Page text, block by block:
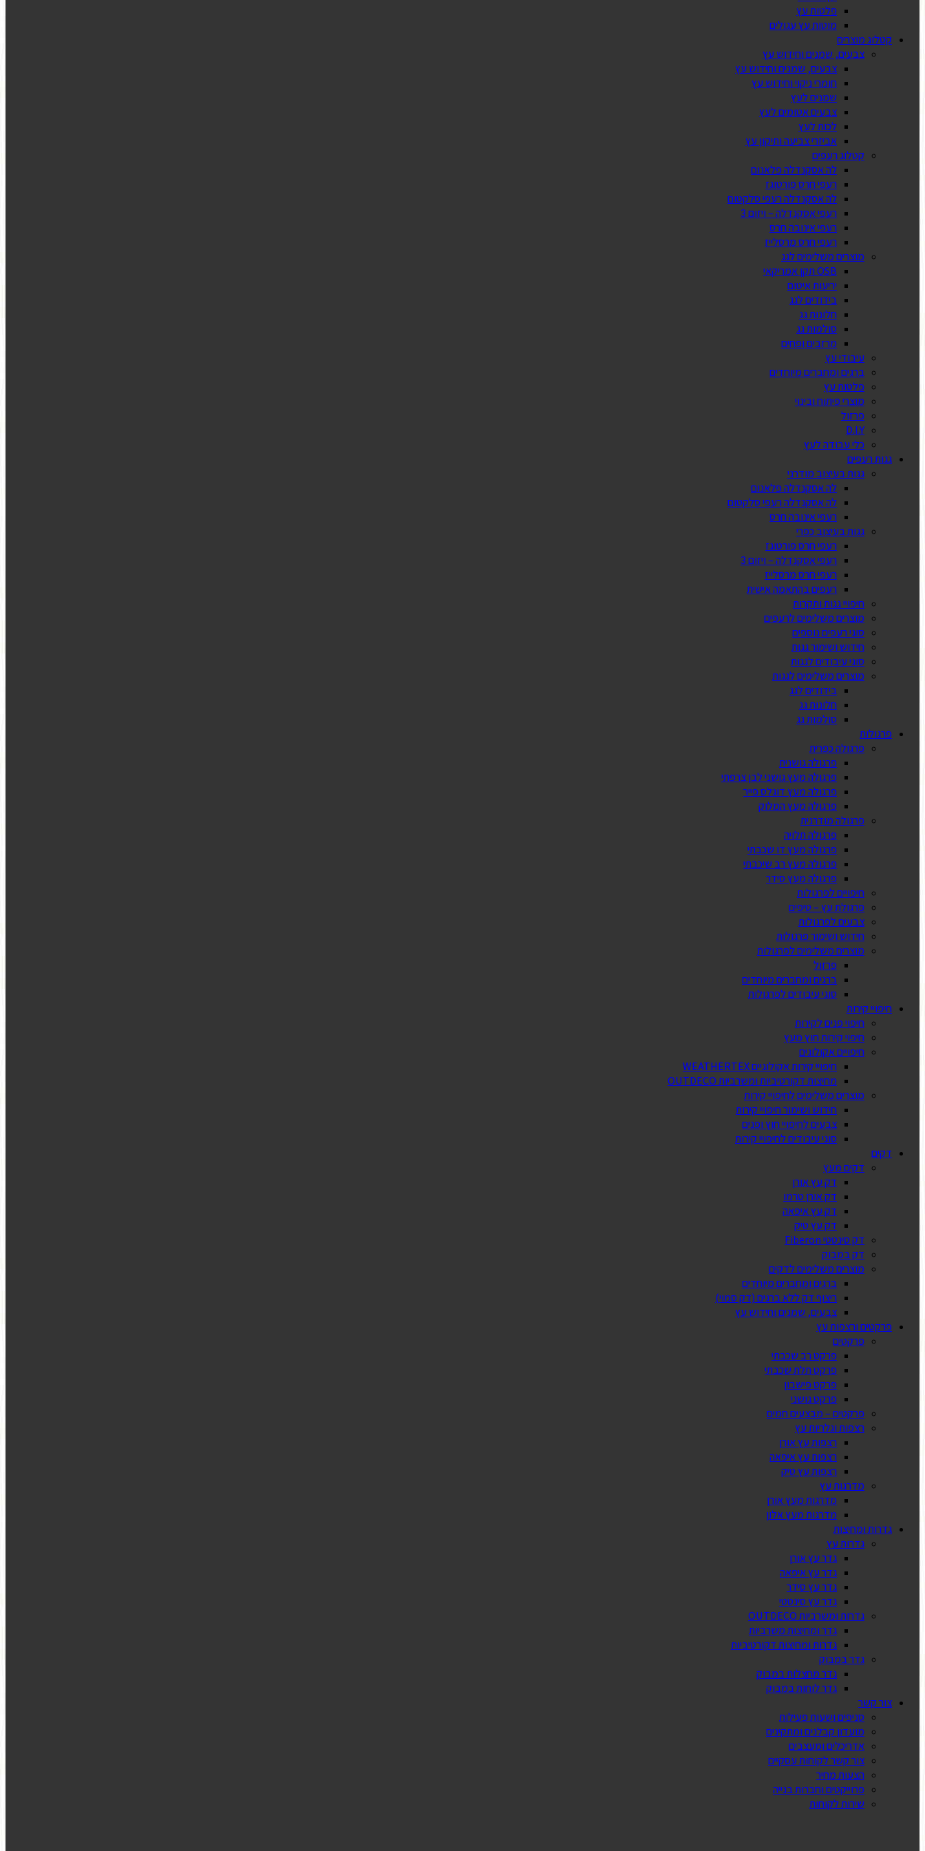
פלטות עץ
מוטות עץ עגולים
קטלוג מוצרים
צבעים, שמנים וחידוש עץ
צבעים, שמנים וחידוש עץ
חומרי ניקוי וחידוש עץ
שמנים לעץ
צבעים אטומים לעץ
לכות לעץ
אביזרי צביעה ותיקון עץ
קטלוג רעפים
לה אסקנדלה פלאנום
רעפי חרס פורטוגז
לה אסקנדלה רעפי סלקטום
רעפי אסקנדלה – ויזום 3
רעפי אינובה חרס
רעפי חרס מרסלייז
מוצרים משלימים לגג
OSB תקן אמריקאי
יריעות איטום
בידודים לגג
חלונות גג
סולמות גג
מרזבים ופחים
עיבודי עץ
ברגים ומחברים מיוחדים
פלטות עץ
מוצרי פיתוח ובינוי
פרזול
D.I.Y
כלי עבודה לעץ
גגות רעפים
גגות בעיצוב מודרני
לה אסקנדלה פלאנום
לה אסקנדלה רעפי סלקטום
רעפי אינובה חרס
גגות בעיצוב כפרי
רעפי חרס פורטוגז
רעפי אסקנדלה – ויזום 3
רעפי חרס מרסלייז
רעפים בהתאמה אישית
חיפויי גגות ותקרות
מוצרים משלימים לרעפים
סוגי רעפים נוספים
חידוש ושימור גגות
סוגי עיבודים לגגות
מוצרים משלימים לגגות
בידודים לגג
חלונות גג
סולמות גג
פרגולות
פרגולה כפרית
פרגולה גושנית
פרגולה מעץ גושני לבן צרפתי
פרגולה מעץ דוגלס פייר
פרגולה מעץ המלוק
פרגולה מודרנית
פרגולה תלויה
פרגולה מעץ דו שכבתי
פרגולה מעץ רב שיכבתי
פרגולה מעץ סידר
חיפויים לפרגולות
פרגולת עץ – טיפים
צבעים לפרגולות
חידוש ושימור פרגולות
מוצרים משלימים לפרגולות
פרזול
ברגים ומחברים מיוחדים
סוגי עיבודים לפרגולות
חיפויי קירות
חיפוי פנים לקירות
חיפוי קירות חוץ מעץ
חיפויים אקולוגים
חיפויי קירות אקולוגיים WEATHERTEX
מחיצות דקורטיביות ומשרביות OUTDECO
מוצרים משלימים לחיפויי קירות
חידוש ושימור חיפויי קירות
צבעים לחיפויי חוץ ופנים
סוגי עיבודים לחיפויי קירות
דקים
דקים מעץ
דק עץ אורן
דק אורן טרמו
דק עץ איפאה
דק עץ טיק
דק סינטטי Fiberon
דק במבוק
מוצרים משלימים לדקים
ברגים ומחברים מיוחדים
ריצוף דק ללא ברגים (דק סמוי)
צבעים, שמנים וחידוש עץ
פרקטים ורצפות עץ
פרקטים
פרקט רב שכבתי
פרקט תלת שכבתי
פרקט פישבון
פרקט גושני
פרקטים – מבצעים חמים
רצפות וגלריות עץ
רצפות עץ אורן
רצפות עץ איפאה
רצפות עץ טיק
מדרגות עץ
מדרגות מעץ אורן
מדרגות מעץ אלון
גדרות ומחיצות
גדרות עץ
גדר עץ אורן
גדר עץ איפאה
גדר עץ סידר
גדר עץ סינטטי
גדרות ומשרביות OUTDECO
גדר ומחיצות משרביות
גדרות ומחיצות דקורטיביות
גדר במבוק
גדר מחצלות במבוק
גדר לוחות במבוק
צור קשר
סניפים ושעות פעילות
מועדון קבלנים ומתקינים
אדריכלים ומעצבים
צור קשר לקוחות עסקיים
הצעות מחיר
פרוייקטים וחברות בנייה
שירות לקוחות